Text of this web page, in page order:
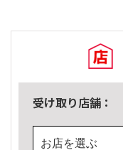
受け取り店舗：
お店を選ぶ